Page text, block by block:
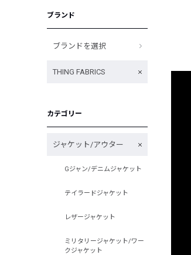
ブランド
ブランドを選択
THING FABRICS
カテゴリー
ジャケット/アウター
Gジャン/デニムジャケット
テイラードジャケット
レザージャケット
ミリタリージャケット/ワー
クジャケット